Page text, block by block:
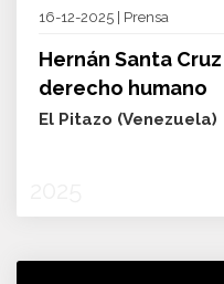
16-12-2025 | Prensa
Hernán Santa
derecho humano
El Pitazo (Venezuela)